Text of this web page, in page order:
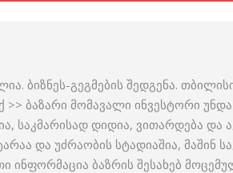
ბიზნეს-გეგმების შედგენა.
>> ბაზარი მომავალი ინვესტორი
საკმარისად დიდია, ვითარდება და
და უძრაობის სტადიაშია, მაშინ
ინფორმაცია ბაზრის შესახებ